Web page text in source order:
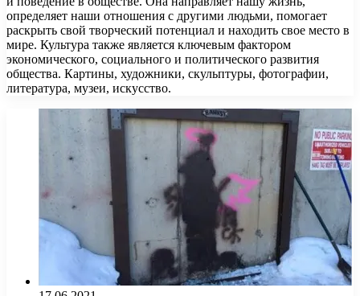
определяет наши отношения с другими людьми, помогает
раскрыть свой творческий потенциал и находить свое место в
мире. Культура также является ключевым фактором
экономического, социального и политического развития
общества. Картины, художники, скульптуры, фотографии,
литература, музеи, искусство.